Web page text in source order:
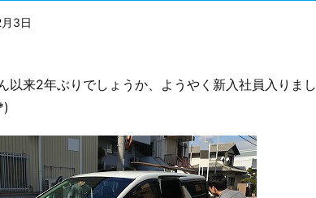
3日
以来2年ぶりでしょうか、ようやく新入社員入りまし